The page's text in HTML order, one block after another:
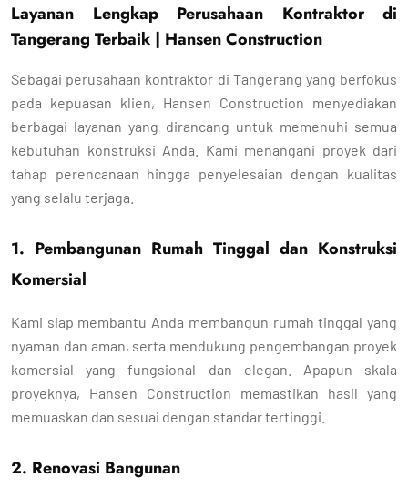
Layanan Lengkap Perusahaan Kontraktor di
Tangerang Terbaik | Hansen Construction
Sebagai perusahaan kontraktor di Tangerang yang berfokus
pada kepuasan klien, Hansen Construction menyediakan
berbagai layanan yang dirancang untuk memenuhi semua
kebutuhan konstruksi Anda. Kami menangani proyek dari
tahap perencanaan hingga penyelesaian dengan kualitas
yang selalu terjaga.
1. Pembangunan Rumah Tinggal dan Konstruksi
Komersial
Kami siap membantu Anda membangun rumah tinggal yang
nyaman dan aman, serta mendukung pengembangan proyek
komersial yang fungsional dan elegan. Apapun skala
proyeknya, Hansen Construction memastikan hasil yang
memuaskan dan sesuai dengan standar tertinggi.
2. Renovasi Bangunan